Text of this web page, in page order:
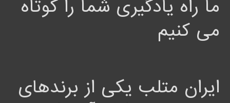
ما راه یادگیری شما را کوتاه
می کنیم
ایران متلب یکی از برندهای